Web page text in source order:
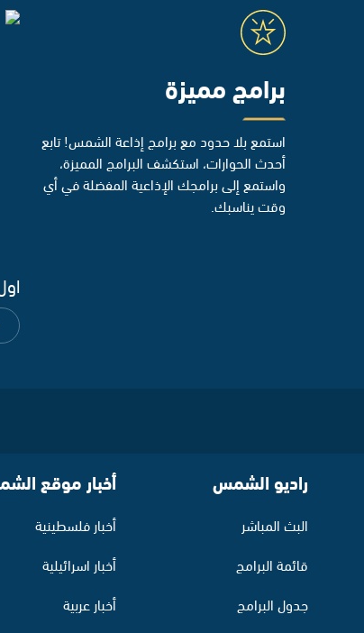
برامج مميزة
استمع بلا حدود مع برامج إذاعة الشمس! تابع
أحدث الحوارات، استكشف البرامج المميزة،
واستمع إلى برامجك الإذاعية المفضلة في أي
وقت يناسبك.
راديو الشمس
البث المباشر
قائمة البرامج
جدول البرامج
أخبار موقع
أخبار فلسطينية
أخبار اسرائيلية
أخبار عربية